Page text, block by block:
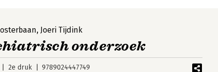
, Joeri Tijdink
onderzoek
2e druk 9789024447749